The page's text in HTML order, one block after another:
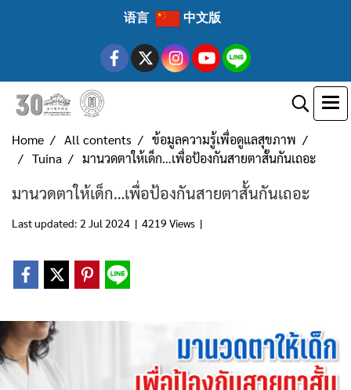
语言 中文版
Home All contents
ข้อมูลความรู้เพื่อดูแลสุขภาพ
Tuina
มานวดตาให้เด็ก…เพื่อป้องกันสายตาสั้นกันเถอะ
มานวดตาให้เด็ก…เพื่อป้องกันสายตาสั้นกันเถอะ
Last updated: 2 Jul 2024 | 4219 Views |